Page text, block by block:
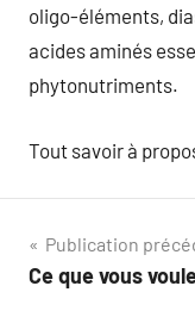
oligo-éléments,
acides aminés
phytonutriments.
Tout savoir à
Navigation
de
Publication
Ce que vous